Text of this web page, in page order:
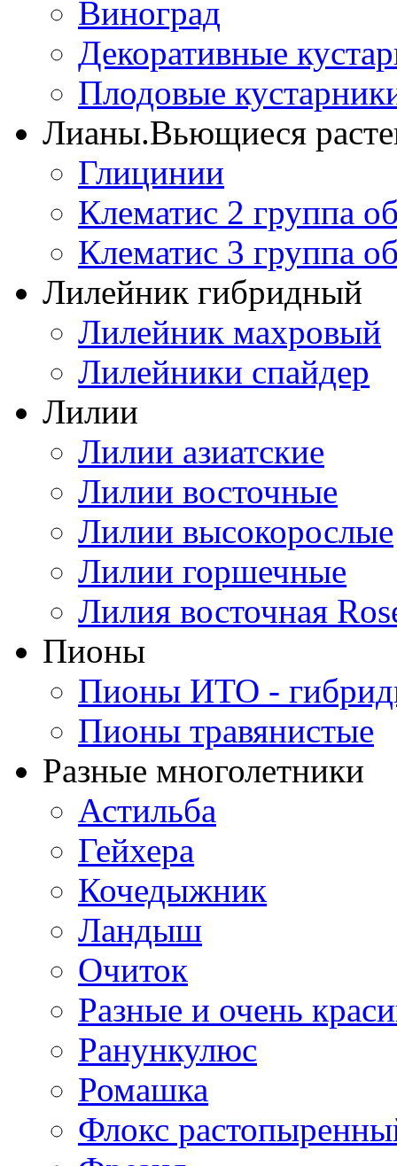
Виноград
Декоративные
Плодовые
Лианы.Вьющиеся
Глицинии
Клематис 2 группа
Клематис 3 группа
Лилейник гибридный
Лилейник махровый
Лилейники спайдер
Лилии
Лилии азиатские
Лилии восточные
Лилии высокорослые
Лилии горшечные
Лилия восточная
Пионы
Пионы ИТО -
Пионы травянистые
Разные многолетники
Астильба
Гейхера
Кочедыжник
Ландыш
Очиток
Разные и очень
Ранункулюс
Ромашка
Флокс